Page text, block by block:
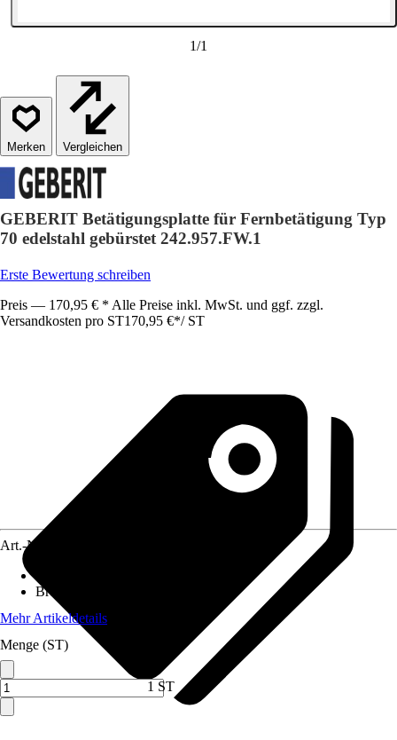
1/1
Vergleichen
GEBERIT Betätigungsplatte für Fernbetätigung Typ
70 edelstahl gebürstet 242.957.FW.1
Erste Bewertung schreiben
Preis — 170,95 € * Alle Preise inkl. MwSt. und ggf. zzgl.
Versandkosten pro ST170,95 €*/ ST
Art.-Nr.
Breite
Mehr Artikeldetails
Menge (ST)
1 ST